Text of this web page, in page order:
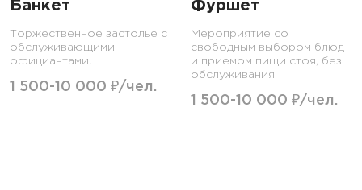
Банкет
Торжественное застолье с
обслуживающими
официантами.
1 500-10 000 ₽/чел.
Фуршет
Мероприятие со
свободным выбором блюд
и приемом пищи стоя, без
обслуживания.
1 500-10 000 ₽/чел.